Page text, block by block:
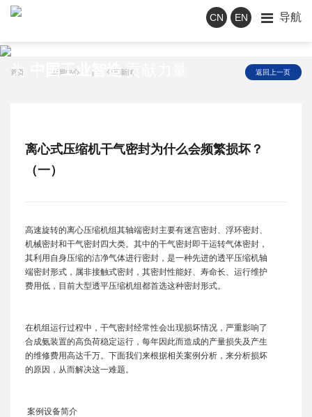
CN EN 导航
为 中国工业智造贡献力量
首页 新闻中心 | 公司新闻 返回上一页
离心式压缩机干气密封为什么会频繁损坏？
（一）
高速旋转的离心压缩机组其轴端密封主要有迷宫密封、浮环密封、
机械密封和干气密封四大类。其中的干气密封即干运转气体密封，
其利用自身压缩的洁净气体进行密封，是一种先进的透平压缩机轴
端密封形式，属非接触式密封，其密封性能好、寿命长、运行维护
费用低，目前大型透平压缩机组都首选这种密封形式。
在机组运行过程中，干气密封经常性会出现损坏情况，严重影响了
合成氨装置的高负荷稳定运行，每年因此而造成的产量损失及产生
的维修费用高达千万。下面我们来根据相关案例分析，来分析损坏
的原因，从而解决这一难题。
案例设备简介